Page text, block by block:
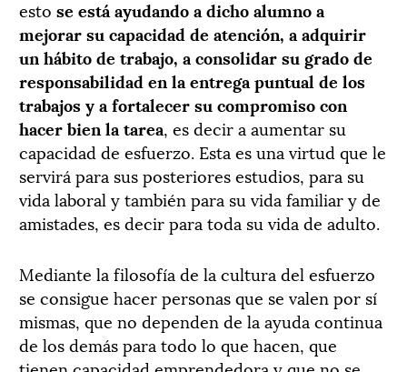
esto se está ayudando a dicho alumno a
mejorar su capacidad de atención, a adquirir
un hábito de trabajo, a consolidar su grado de
responsabilidad en la entrega puntual de los
trabajos y a fortalecer su compromiso con
hacer bien la tarea, es decir a aumentar su
capacidad de esfuerzo. Esta es una virtud que le
servirá para sus posteriores estudios, para su
vida laboral y también para su vida familiar y de
amistades, es decir para toda su vida de adulto.
Mediante la filosofía de la cultura del esfuerzo
se consigue hacer personas que se valen por sí
mismas, que no dependen de la ayuda continua
de los demás para todo lo que hacen, que